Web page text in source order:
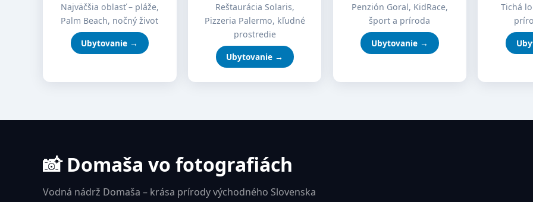
Najväčšia oblasť – pláže,
Palm Beach, nočný život
Ubytovanie →
Reštaurácia Solaris,
Pizzeria Palermo, kľudné
prostredie
Ubytovanie →
Penzión Goral, KidRace,
šport a príroda
Ubytovanie →
Tichá
📸 Domaša vo fotografiách
Vodná nádrž Domaša – krása prírody východného Slovenska